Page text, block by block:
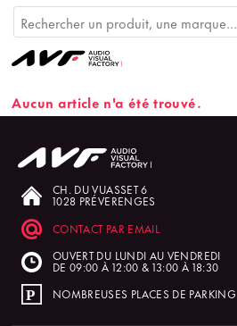
Aucun article n'a été trouvé.
CH. DU VUASSET 6
1028 PRÉVERENGES
CONTACT PAR EMAIL
OUVERT DU LUNDI AU VENDREDI
DE 09:00 À 12:00 & 13:00 À 18:30
NOMBREUSES PLACES DE PARKING